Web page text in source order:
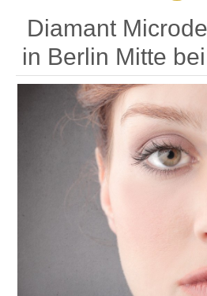
Diamant
in Berlin Mitte